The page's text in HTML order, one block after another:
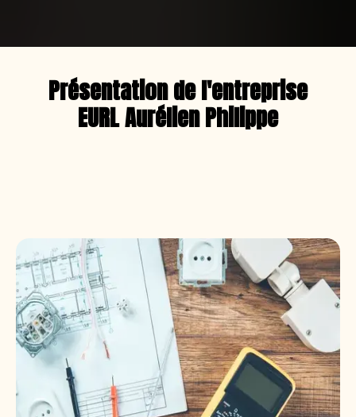
Présentation de l'entreprise
EURL Aurélien Philippe